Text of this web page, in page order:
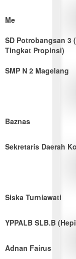
Me
SD Potrobangsan 3
Tingkat Propinsi)
SMP N 2 Magelang
Baznas
Sekretaris Daerah
Siska Turniawati
YPPALB SLB.B
Adnan Fairus